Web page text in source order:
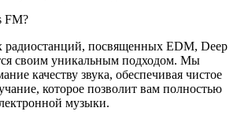
FM?
радиостанций, посвященных EDM, Deep
своим уникальным подходом. Мы
качеству звука, обеспечивая чистое
которое позволит вам полностью
музыки.